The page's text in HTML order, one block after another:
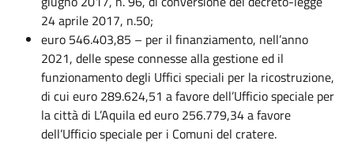
24 aprile 2017, n.50;
euro 546.403,85 – per il finanziamento, nell’anno
2021, delle spese connesse alla gestione ed il
funzionamento degli Uffici speciali per la ricostruzione,
di cui euro 289.624,51 a favore dell’Ufficio speciale per
la città di L’Aquila ed euro 256.779,34 a favore
dell’Ufficio speciale per i Comuni del cratere.